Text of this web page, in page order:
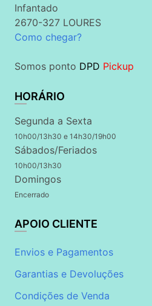
Infantado
2670-327 LOURES
Como chegar?
Somos ponto DPD Pickup
HORÁRIO
Segunda a Sexta
10h00/13h30 e 14h30/19h00
Sábados/Feriados
10h00/13h30
Domingos
Encerrado
APOIO CLIENTE
Envios e Pagamentos
Garantias e Devoluções
Condições de Venda